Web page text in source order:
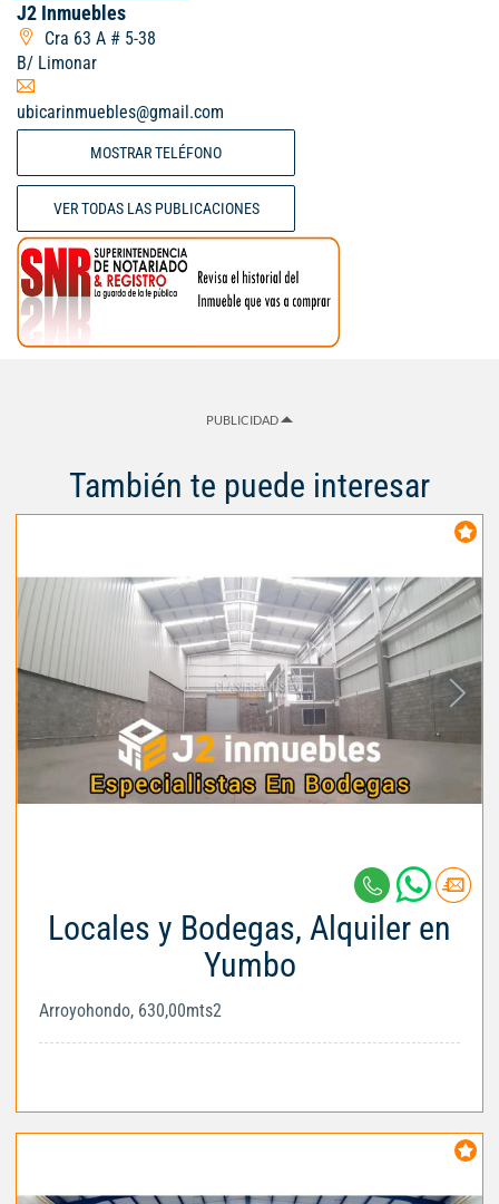
J2 Inmuebles
Cra 63 A # 5-38
B/ Limonar
ubicarinmuebles@gmail.com
MOSTRAR TELÉFONO
VER TODAS LAS PUBLICACIONES
PUBLICIDAD
También te puede interesar
Locales y Bodegas, Alquiler en
Yumbo
Arroyohondo, 630,00mts2